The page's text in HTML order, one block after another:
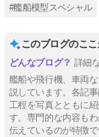
#艦船模型スペシャル
このブログのこ
詳細
艦船や飛行機、車両
説しています。各記
工程を写真とともに
す。専門的な内容も
伝えているのが特徴